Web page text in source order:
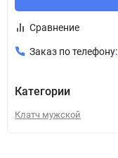
Сравнение
Заказ по телефону:
Категории
Клатч мужской